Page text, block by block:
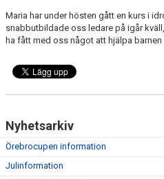
Maria har under hösten gått en kurs i
snabbutbildade oss ledare på igår
ha fått med oss något att hjälpa
Nyhetsarkiv
Örebrocupen information
Julinformation